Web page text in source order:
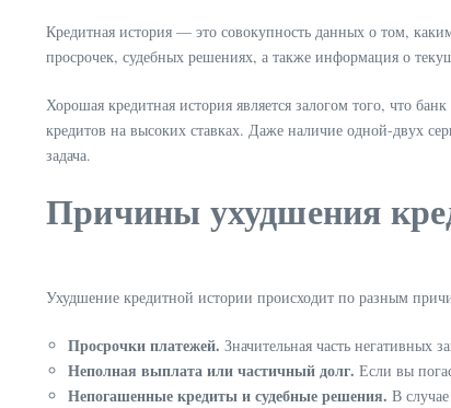
Кредитная история — это совокупность данных о том,
просрочек, судебных решениях, а также информация о
Хорошая кредитная история является залогом того, что
кредитов на высоких ставках. Даже наличие одной-двух
задача.
Причины ухудшения
Ухудшение кредитной истории происходит по разным
Просрочки платежей. Значительная часть негативных
Неполная выплата или частичный долг. Если вы
Непогашенные кредиты и судебные решения. В